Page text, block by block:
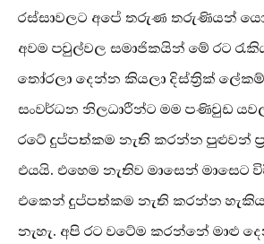
රස්සාවලට අපේ තරුණ තරුණියන් යොමු
අවම පවුල්වල සමාජිකයින් මේ රට
තෝරලා දෙන්න කියලා දිස්ත්‍රික්
සංවර්ධන නිලධාරීන්ට මම පණිවුඩ
රටේ දුප්පත්කම නැති කරන්න පුළුවන්
එයයි. එහෙම නැතිව මාසෙන් මාසෙට
එකෙන් දුප්පත්කම නැති කරන්න
නැහැ. අපි රට වටේම කරන්නේ මාළු